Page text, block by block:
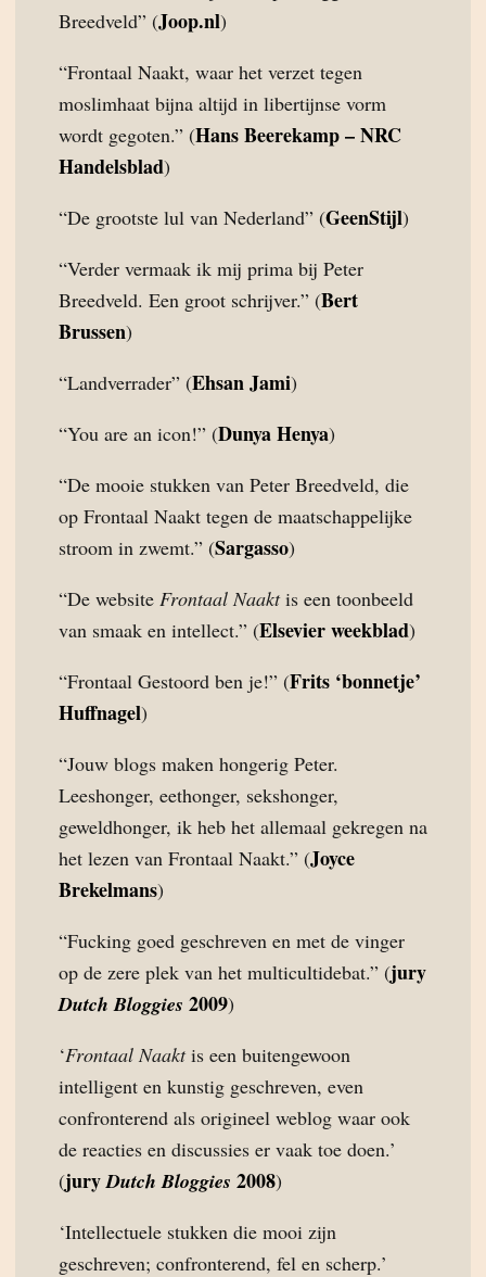
Breedveld” (Joop.nl)
“Frontaal Naakt, waar het verzet tegen
moslimhaat bijna altijd in libertijnse vorm
wordt gegoten.” (Hans Beerekamp – NRC
Handelsblad)
“De grootste lul van Nederland” (GeenStijl)
“Verder vermaak ik mij prima bij Peter
Breedveld. Een groot schrijver.” (Bert
Brussen)
“Landverrader” (Ehsan Jami)
“You are an icon!” (Dunya Henya)
“De mooie stukken van Peter Breedveld, die
op Frontaal Naakt tegen de maatschappelijke
stroom in zwemt.” (Sargasso)
“De website Frontaal Naaktis een toonbeeld
van smaak en intellect.” (Elsevier weekblad)
“Frontaal Gestoord ben je!” (Frits ‘bonnetje’
Huffnagel)
“Jouw blogs maken hongerig Peter.
Leeshonger, eethonger, sekshonger,
geweldhonger, ik heb het allemaal gekregen na
het lezen van Frontaal Naakt.” (Joyce
Brekelmans)
“Fucking goed geschreven en met de vinger
op de zere plek van het multicultidebat.” (jury
Dutch Bloggies 2009)
‘Frontaal Naaktis een buitengewoon
intelligent en kunstig geschreven, even
confronterend als origineel weblog waar ook
de reacties en discussies er vaak toe doen.’
(juryDutch Bloggies 2008)
‘Intellectuele stukken die mooi zijn
geschreven; confronterend, fel en scherp.’